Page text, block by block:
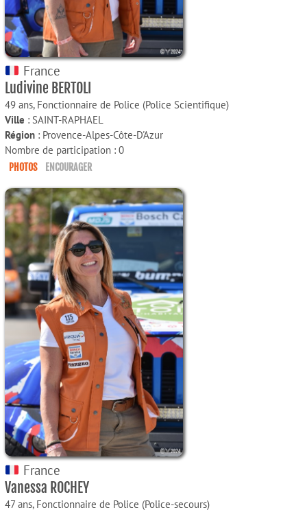
France
Ludivine BERTOLI
49 ans, Fonctionnaire de Police (Police Scientifique)
Ville : SAINT-RAPHAEL
Région : Provence-Alpes-Côte-D'Azur
Nombre de participation : 0
PHOTOS ENCOURAGER
France
Vanessa ROCHEY
47 ans, Fonctionnaire de Police (Police-secours)